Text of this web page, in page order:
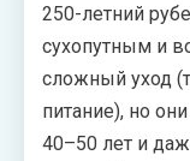
250-летний
сухопутным и
сложный уход
питание), но
40–50 лет и